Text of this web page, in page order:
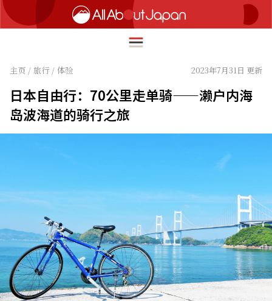
简体中文
繁體中文
한국어
日本語
HOME
文化
热点
生活
关于我们
主页 / 旅行 / 体验 2023年7月31日 更新
日本自由行：70公里走单骑——濑户内海
岛波海道的骑行之旅